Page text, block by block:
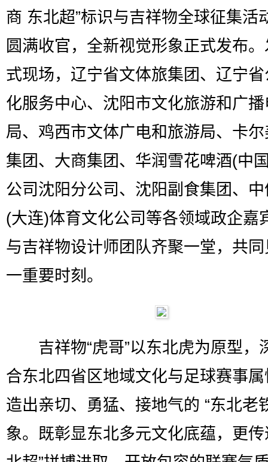
商 东北超”标识与吉祥物全球征集活
圆满收官，全新视觉形象正式发布
式现场，辽宁省文体旅集团、辽宁
化服务中心、沈阳市文化旅游和广
局、鸡西市文体广电和旅游局、卡
集团、大商集团、华润雪花啤酒(中
公司沈阳分公司、沈阳副食集团、
(大连)体育文化公司等各领域政企嘉
与吉祥物设计师团队齐聚一堂，共
一重要时刻。
吉祥物“虎哥”以东北虎为原型，
合东北四省区地域文化与足球赛事
造出亲切、勇猛、接地气的 “东北老
象。既彰显东北多元文化底蕴，更传